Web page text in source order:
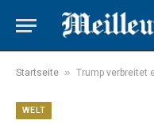
Startseite » Trump verbreitet eine
WELT